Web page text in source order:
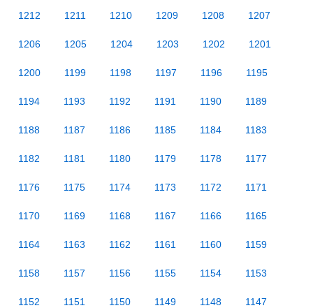
1212 1211 1210 1209 1208 1207
1206 1205 1204 1203 1202 1201
1200 1199 1198 1197 1196 1195
1194 1193 1192 1191 1190 1189
1188 1187 1186 1185 1184 1183
1182 1181 1180 1179 1178 1177
1176 1175 1174 1173 1172 1171
1170 1169 1168 1167 1166 1165
1164 1163 1162 1161 1160 1159
1158 1157 1156 1155 1154 1153
1152 1151 1150 1149 1148 1147